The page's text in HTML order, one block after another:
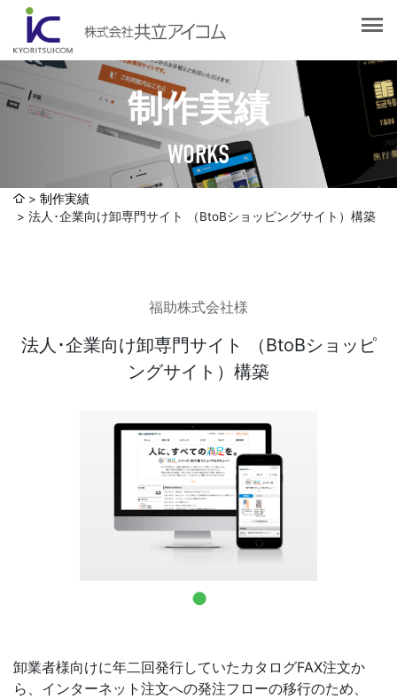
制作実績
WORKS
会社概要
社長挨拶
企業理念
認証取得
選ばれる理由
Web制作・ホームページ制作
デザイン作成・印刷サービス
社員ブログ
採用情報
お問合せ
制作実績
法人･企業向け卸専門サイト （BtoBショッピングサイト）構築
福助株式会社様
法人･企業向け卸専門サイト （BtoBショッピ
ングサイト）構築
卸業者様向けに年二回発行していたカタログFAX注文か
ら、インターネット注文への発注フローの移行のため、